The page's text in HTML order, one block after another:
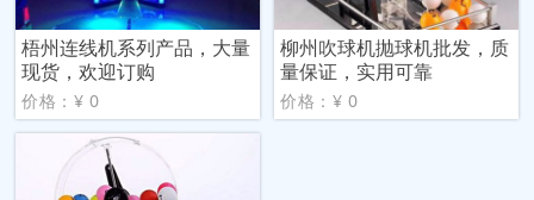
梧州连线机系列产品，大量
现货，欢迎订购
价格：¥ 0
柳州吹球机抛球机批发，质
量保证，实用可靠
价格：¥ 0